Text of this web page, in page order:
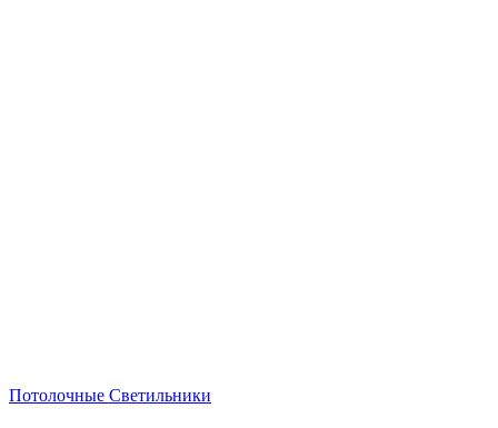
Потолочные Светильники